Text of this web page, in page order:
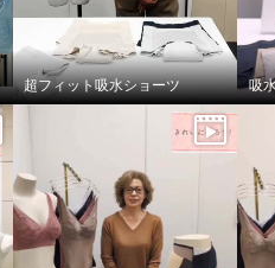
超フィット吸水ショーツ